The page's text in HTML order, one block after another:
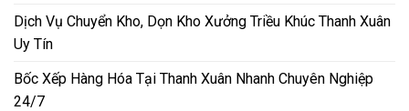
Dịch Vụ Chuyển Kho, Dọn Kho Xưởng Triều Khúc Thanh Xuân
Uy Tín
Bốc Xếp Hàng Hóa Tại Thanh Xuân Nhanh Chuyên Nghiệp
24/7